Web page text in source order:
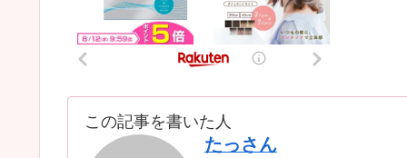
この記事を書いた人
たっさん